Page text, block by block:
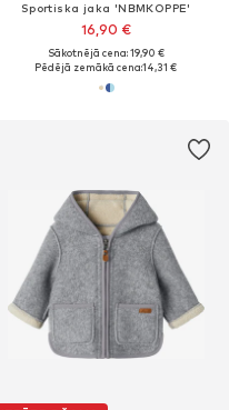
Sportiska jaka 'NBMKOPPE'
16,90 €
Sākotnējā cena: 19,90 €
Pēdējā zemākā cena:14,31 €